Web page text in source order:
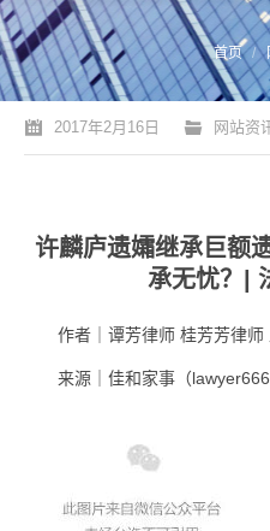
您的位置： 首页
2017年2月16日 网站资
许麟庐遗孀继承巨额
承无忧？|
作者｜谭芳律师 桂芳芳律
来源｜佳和家事（